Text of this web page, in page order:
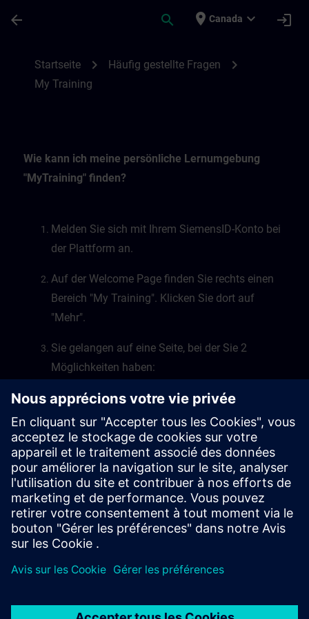
arrow_back search place Canada expand_more login
Startseite chevron_right Häufig gestellte Fragen chevron_right
My Training
Wie kann ich meine persönliche Lernumgebung
"MyTraining" finden?
Melden Sie sich mit Ihrem SiemensID-Konto bei
der Plattform an.
Auf der Welcome Page finden Sie rechts einen
Bereich "My Training". Klicken Sie dort auf
"Mehr".
Sie gelangen auf eine Seite, bei der Sie 2
Möglichkeiten haben:
Learning Events oder Learning Journeys
wechseln, oder Sie wechseln in die "My Plan"
Umgebung von SITRAIN access.